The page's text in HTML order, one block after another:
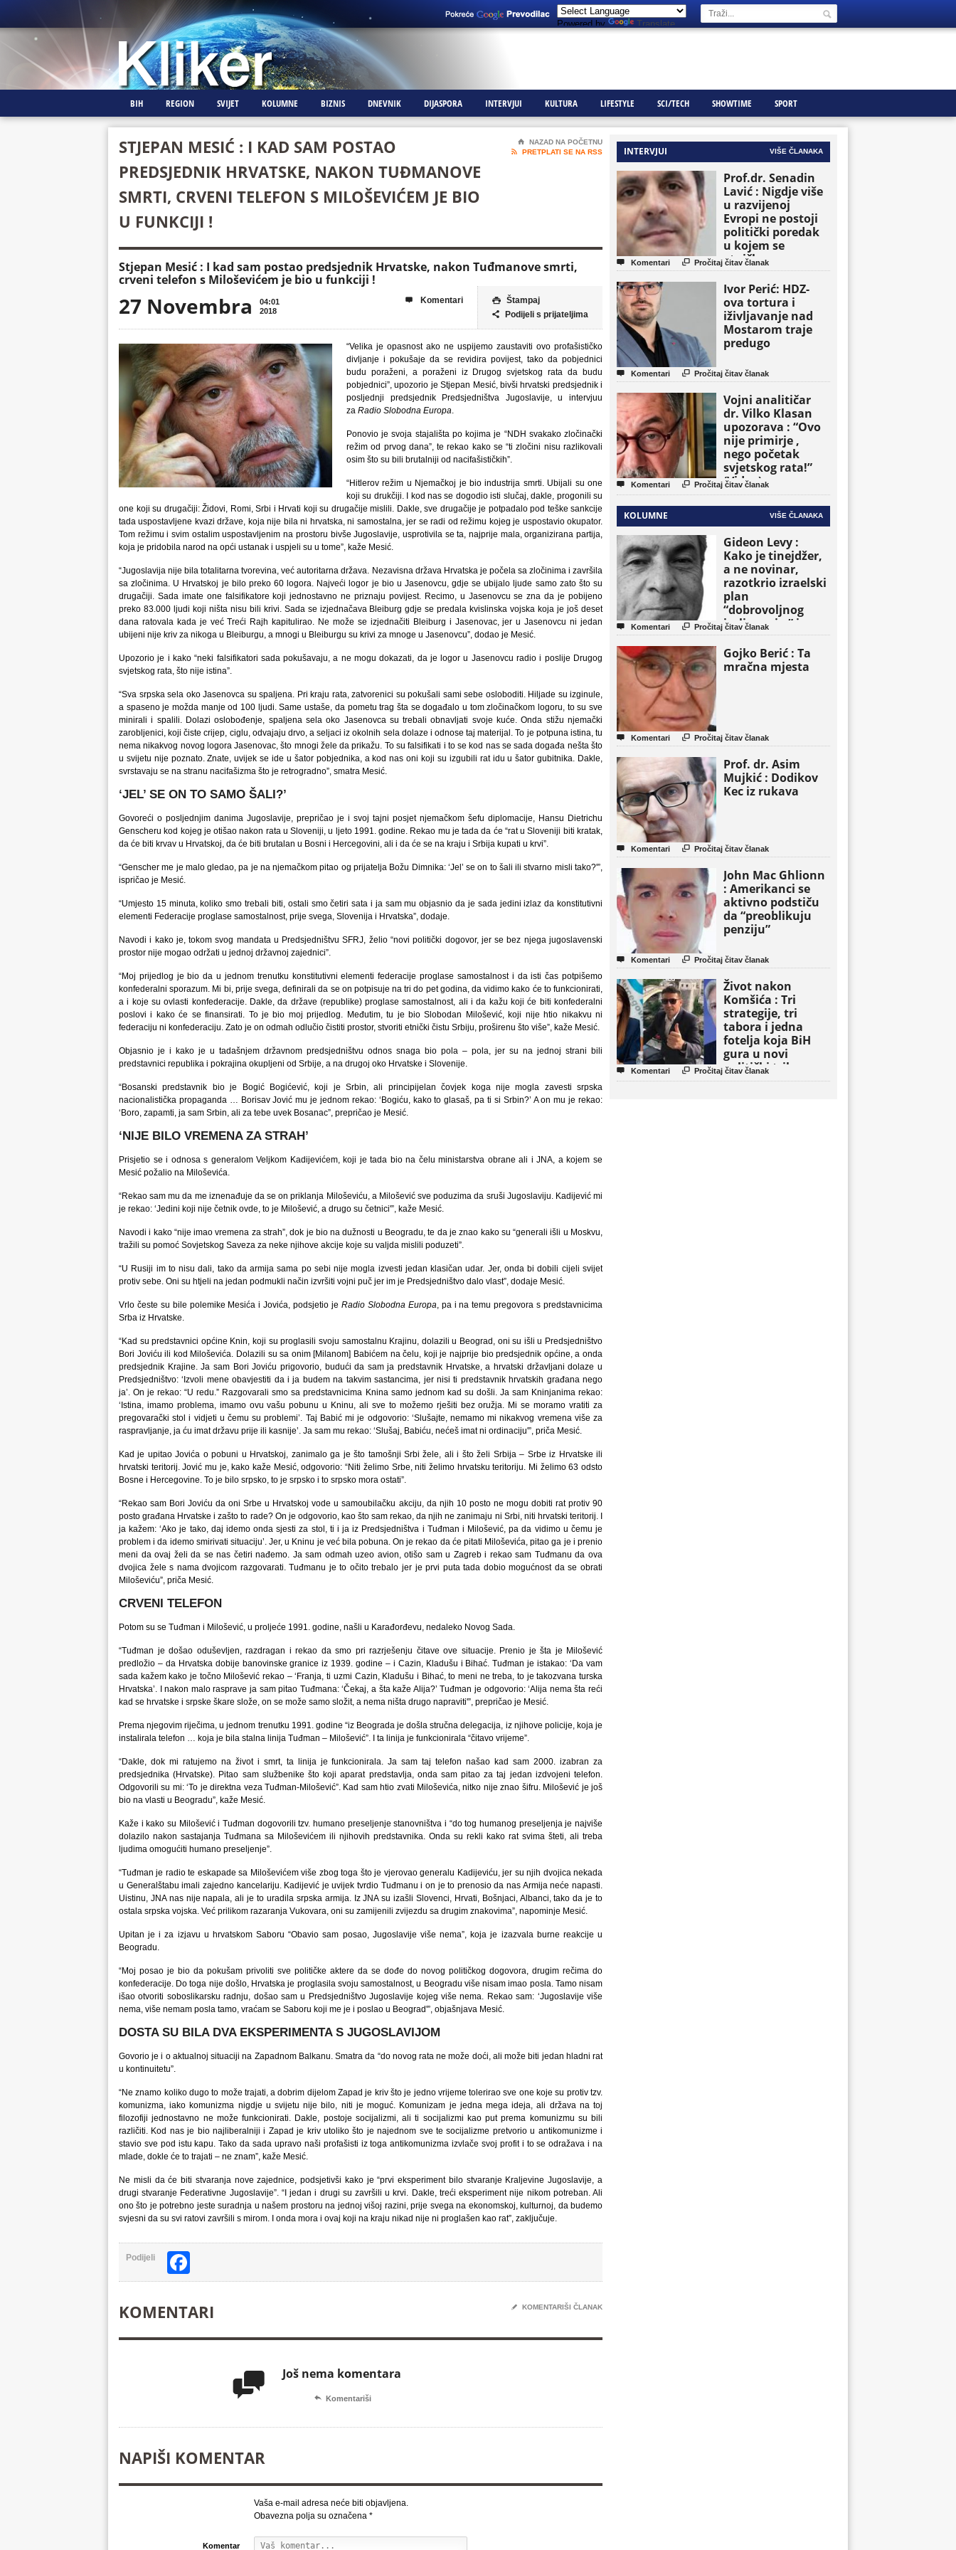
Powered by Translate
BIH REGION SVIJET KOLUMNE BIZNIS DNEVNIK DIJASPORA INTERVJUI KULTURA LIFESTYLE SCI/TECH SHOWTIME SPORT
STJEPAN MESIĆ : I KAD SAM POSTAO
PREDSJEDNIK HRVATSKE, NAKON TUĐMANOVE
SMRTI, CRVENI TELEFON S MILOŠEVIĆEM JE BIO
U FUNKCIJI !
⌂
NAZAD NA POČETNU

PRETPLATI SE NA RSS
Stjepan Mesić : I kad sam postao predsjednik Hrvatske, nakon Tuđmanove smrti,
crveni telefon s Miloševićem je bio u funkciji !
27 Novembra
04:01
2018
 Štampaj
 Podijeli s prijateljima
 Komentari
“Velika je opasnost ako ne uspijemo zaustaviti ovo profašističko
divljanje i pokušaje da se revidira povijest, tako da pobjednici
budu poraženi, a poraženi iz Drugog svjetskog rata da budu
pobjednici”, upozorio je Stjepan Mesić, bivši hrvatski predsjednik i
posljednji predsjednik Predsjedništva Jugoslavije, u intervjuu
za Radio Slobodna Europa.
Ponovio je svoja stajališta po kojima je “NDH svakako zločinački
režim od prvog dana”, te rekao kako se “ti zločini nisu razlikovali
osim što su bili brutalniji od nacifašističkih”.
“Hitlerov režim u Njemačkoj je bio industrija smrti. Ubijali su one
koji su drukčiji. I kod nas se dogodio isti slučaj, dakle, progonili su
one koji su drugačiji: Židovi, Romi, Srbi i Hrvati koji su drugačije mislili. Dakle, sve drugačije je potpadalo pod teške sankcije
tada uspostavljene kvazi države, koja nije bila ni hrvatska, ni samostalna, jer se radi od režimu kojeg je uspostavio okupator.
Tom režimu i svim ostalim uspostavljenim na prostoru bivše Jugoslavije, usprotivila se ta, najprije mala, organizirana partija,
koja je pridobila narod na opći ustanak i uspjeli su u tome”, kaže Mesić.
“Jugoslavija nije bila totalitarna tvorevina, već autoritarna država. Nezavisna država Hrvatska je počela sa zločinima i završila
sa zločinima. U Hrvatskoj je bilo preko 60 logora. Najveći logor je bio u Jasenovcu, gdje se ubijalo ljude samo zato što su
drugačiji. Sada imate one falsifikatore koji jednostavno ne priznaju povijest. Recimo, u Jasenovcu se zna da je pobijeno
preko 83.000 ljudi koji ništa nisu bili krivi. Sada se izjednačava Bleiburg gdje se predala kvislinska vojska koja je još deset
dana ratovala kada je već Treći Rajh kapitulirao. Ne može se izjednačiti Bleiburg i Jasenovac, jer u Jasenovcu ni jedan
ubijeni nije kriv za nikoga u Bleiburgu, a mnogi u Bleiburgu su krivi za mnoge u Jasenovcu”, dodao je Mesić.
Upozorio je i kako “neki falsifikatori sada pokušavaju, a ne mogu dokazati, da je logor u Jasenovcu radio i poslije Drugog
svjetskog rata, što nije istina”.
“Sva srpska sela oko Jasenovca su spaljena. Pri kraju rata, zatvorenici su pokušali sami sebe osloboditi. Hiljade su izginule,
a spaseno je možda manje od 100 ljudi. Same ustaše, da pometu trag šta se događalo u tom zločinačkom logoru, to su sve
minirali i spalili. Dolazi oslobođenje, spaljena sela oko Jasenovca su trebali obnavljati svoje kuće. Onda stižu njemački
zarobljenici, koji čiste crijep, ciglu, odvajaju drvo, a seljaci iz okolnih sela dolaze i odnose taj materijal. To je potpuna istina, tu
nema nikakvog novog logora Jasenovac, što mnogi žele da prikažu. To su falsifikati i to se kod nas se sada događa nešta što
u svijetu nije poznato. Znate, uvijek se ide u šator pobjednika, a kod nas oni koji su izgubili rat idu u šator gubitnika. Dakle,
svrstavaju se na stranu nacifašizma što je retrogradno”, smatra Mesić.
‘JEL’ SE ON TO SAMO ŠALI?’
Govoreći o posljednjim danima Jugoslavije, prepričao je i svoj tajni posjet njemačkom šefu diplomacije, Hansu Dietrichu
Genscheru kod kojeg je otišao nakon rata u Sloveniji, u ljeto 1991. godine. Rekao mu je tada da će “rat u Sloveniji biti kratak,
da će biti krvav u Hrvatskoj, da će biti brutalan u Bosni i Hercegovini, ali i da će se na kraju i Srbija kupati u krvi”.
“Genscher me je malo gledao, pa je na njemačkom pitao og prijatelja Božu Dimnika: ‘Jel’ se on to šali ili stvarno misli tako?'”,
ispričao je Mesić.
“Umjesto 15 minuta, koliko smo trebali biti, ostali smo četiri sata i ja sam mu objasnio da je sada jedini izlaz da konstitutivni
elementi Federacije proglase samostalnost, prije svega, Slovenija i Hrvatska”, dodaje.
Navodi i kako je, tokom svog mandata u Predsjedništvu SFRJ, želio “novi politički dogovor, jer se bez njega jugoslavenski
prostor nije mogao održati u jednoj državnoj zajednici”.
“Moj prijedlog je bio da u jednom trenutku konstitutivni elementi federacije proglase samostalnost i da isti čas potpišemo
konfederalni sporazum. Mi bi, prije svega, definirali da se on potpisuje na tri do pet godina, da vidimo kako će to funkcionirati,
a i koje su ovlasti konfederacije. Dakle, da države (republike) proglase samostalnost, ali i da kažu koji će biti konfederalni
poslovi i kako će se finansirati. To je bio moj prijedlog. Međutim, tu je bio Slobodan Milošević, koji nije htio nikakvu ni
federaciju ni konfederaciju. Zato je on odmah odlučio čistiti prostor, stvoriti etnički čistu Srbiju, proširenu što više”, kaže Mesić.
Objasnio je i kako je u tadašnjem državnom predsjedništvu odnos snaga bio pola – pola, jer su na jednoj strani bili
predstavnici republika i pokrajina okupljeni od Srbije, a na drugoj oko Hrvatske i Slovenije.
“Bosanski predstavnik bio je Bogić Bogićević, koji je Srbin, ali principijelan čovjek koga nije mogla zavesti srpska
nacionalistička propaganda … Borisav Jović mu je jednom rekao: ‘Bogiću, kako to glasaš, pa ti si Srbin?’ A on mu je rekao:
‘Boro, zapamti, ja sam Srbin, ali za tebe uvek Bosanac”, prepričao je Mesić.
‘NIJE BILO VREMENA ZA STRAH’
Prisjetio se i odnosa s generalom Veljkom Kadijevićem, koji je tada bio na čelu ministarstva obrane ali i JNA, a kojem se
Mesić požalio na Miloševića.
“Rekao sam mu da me iznenađuje da se on priklanja Miloševiću, a Milošević sve poduzima da sruši Jugoslaviju. Kadijević mi
je rekao: ‘Jedini koji nije četnik ovde, to je Milošević, a drugo su četnici'”, kaže Mesić.
Navodi i kako “nije imao vremena za strah”, dok je bio na dužnosti u Beogradu, te da je znao kako su “generali išli u Moskvu,
tražili su pomoć Sovjetskog Saveza za neke njihove akcije koje su valjda mislili poduzeti”.
“U Rusiji im to nisu dali, tako da armija sama po sebi nije mogla izvesti jedan klasičan udar. Jer, onda bi dobili cijeli svijet
protiv sebe. Oni su htjeli na jedan podmukli način izvršiti vojni puč jer im je Predsjedništvo dalo vlast”, dodaje Mesić.
Vrlo česte su bile polemike Mesića i Jovića, podsjetio je Radio Slobodna Europa, pa i na temu pregovora s predstavnicima
Srba iz Hrvatske.
“Kad su predstavnici općine Knin, koji su proglasili svoju samostalnu Krajinu, dolazili u Beograd, oni su išli u Predsjedništvo
Bori Joviću ili kod Miloševića. Dolazili su sa onim [Milanom] Babićem na čelu, koji je najprije bio predsjednik općine, a onda
predsjednik Krajine. Ja sam Bori Joviću prigovorio, budući da sam ja predstavnik Hrvatske, a hrvatski državljani dolaze u
Predsjedništvo: ‘Izvoli mene obavjestiti da i ja budem na takvim sastancima, jer nisi ti predstavnik hrvatskih građana nego
ja’. On je rekao: “U redu.” Razgovarali smo sa predstavnicima Knina samo jednom kad su došli. Ja sam Kninjanima rekao:
‘Istina, imamo problema, imamo ovu vašu pobunu u Kninu, ali sve to možemo rješiti bez oružja. Mi se moramo vratiti za
pregovarački stol i vidjeti u čemu su problemi’. Taj Babić mi je odgovorio: ‘Slušajte, nemamo mi nikakvog vremena više za
raspravljanje, ja ću imat državu prije ili kasnije’. Ja sam mu rekao: ‘Slušaj, Babiću, nećeš imat ni ordinaciju'”, priča Mesić.
Kad je upitao Jovića o pobuni u Hrvatskoj, zanimalo ga je što tamošnji Srbi žele, ali i što želi Srbija – Srbe iz Hrvatske ili
hrvatski teritorij. Jović mu je, kako kaže Mesić, odgovorio: “Niti želimo Srbe, niti želimo hrvatsku teritoriju. Mi želimo 63 odsto
Bosne i Hercegovine. To je bilo srpsko, to je srpsko i to srpsko mora ostati”.
“Rekao sam Bori Joviću da oni Srbe u Hrvatskoj vode u samoubilačku akciju, da njih 10 posto ne mogu dobiti rat protiv 90
posto građana Hrvatske i zašto to rade? On je odgovorio, kao što sam rekao, da njih ne zanimaju ni Srbi, niti hrvatski teritorij. I
ja kažem: ‘Ako je tako, daj idemo onda sjesti za stol, ti i ja iz Predsjedništva i Tuđman i Milošević, pa da vidimo u čemu je
problem i da idemo smirivati situaciju’. Jer, u Kninu je već bila pobuna. On je rekao da će pitati Miloševića, pitao ga je i prenio
meni da ovaj želi da se nas četiri nađemo. Ja sam odmah uzeo avion, otišo sam u Zagreb i rekao sam Tuđmanu da ova
dvojica žele s nama dvojicom razgovarati. Tuđmanu je to očito trebalo jer je prvi puta tada dobio mogućnost da se obrati
Miloševiću”, priča Mesić.
CRVENI TELEFON
Potom su se Tuđman i Milošević, u proljeće 1991. godine, našli u Karađorđevu, nedaleko Novog Sada.
“Tuđman je došao oduševljen, razdragan i rekao da smo pri razrješenju čitave ove situacije. Prenio je šta je Milošević
predložio – da Hrvatska dobije banovinske granice iz 1939. godine – i Cazin, Kladušu i Bihać. Tuđman je istakao: ‘Da vam
sada kažem kako je točno Milošević rekao – ‘Franja, ti uzmi Cazin, Kladušu i Bihać, to meni ne treba, to je takozvana turska
Hrvatska’. I nakon malo rasprave ja sam pitao Tuđmana: ‘Čekaj, a šta kaže Alija?’ Tuđman je odgovorio: ‘Alija nema šta reći
kad se hrvatske i srpske škare slože, on se može samo složit, a nema ništa drugo napraviti'”, prepričao je Mesić.
Prema njegovim riječima, u jednom trenutku 1991. godine “iz Beograda je došla stručna delegacija, iz njihove policije, koja je
instalirala telefon … koja je bila stalna linija Tuđman – Milošević”. I ta linija je funkcionirala “čitavo vrijeme”.
“Dakle, dok mi ratujemo na život i smrt, ta linija je funkcionirala. Ja sam taj telefon našao kad sam 2000. izabran za
predsjednika (Hrvatske). Pitao sam službenike što koji aparat predstavlja, onda sam pitao za taj jedan izdvojeni telefon.
Odgovorili su mi: ‘To je direktna veza Tuđman-Milošević”. Kad sam htio zvati Miloševića, nitko nije znao šifru. Milošević je još
bio na vlasti u Beogradu”, kaže Mesić.
Kaže i kako su Milošević i Tuđman dogovorili tzv. humano preseljenje stanovništva i “do tog humanog preseljenja je najviše
dolazilo nakon sastajanja Tuđmana sa Miloševićem ili njihovih predstavnika. Onda su rekli kako rat svima šteti, ali treba
ljudima omogućiti humano preseljenje”.
“Tuđman je radio te eskapade sa Miloševićem više zbog toga što je vjerovao generalu Kadijeviću, jer su njih dvojica nekada
u Generalštabu imali zajedno kancelariju. Kadijević je uvijek tvrdio Tuđmanu i on je to prenosio da nas Armija neće napasti.
Uistinu, JNA nas nije napala, ali je to uradila srpska armija. Iz JNA su izašli Slovenci, Hrvati, Bošnjaci, Albanci, tako da je to
ostala srpska vojska. Već prilikom razaranja Vukovara, oni su zamijenili zvijezdu sa drugim znakovima”, napominje Mesić.
Upitan je i za izjavu u hrvatskom Saboru “Obavio sam posao, Jugoslavije više nema”, koja je izazvala burne reakcije u
Beogradu.
“Moj posao je bio da pokušam privoliti sve političke aktere da se dođe do novog političkog dogovora, drugim rečima do
konfederacije. Do toga nije došlo, Hrvatska je proglasila svoju samostalnost, u Beogradu više nisam imao posla. Tamo nisam
išao otvoriti soboslikarsku radnju, došao sam u Predsjedništvo Jugoslavije kojeg više nema. Rekao sam: ‘Jugoslavije više
nema, više nemam posla tamo, vraćam se Saboru koji me je i poslao u Beograd'”, objašnjava Mesić.
DOSTA SU BILA DVA EKSPERIMENTA S JUGOSLAVIJOM
Govorio je i o aktualnoj situaciji na Zapadnom Balkanu. Smatra da “do novog rata ne može doći, ali može biti jedan hladni rat
u kontinuitetu”.
“Ne znamo koliko dugo to može trajati, a dobrim dijelom Zapad je kriv što je jedno vrijeme tolerirao sve one koje su protiv tzv.
komunizma, iako komunizma nigdje u svijetu nije bilo, niti je moguć. Komunizam je jedna mega ideja, ali država na toj
filozofiji jednostavno ne može funkcionirati. Dakle, postoje socijalizmi, ali ti socijalizmi kao put prema komunizmu su bili
različiti. Kod nas je bio najliberalniji i Zapad je kriv utoliko što je najednom sve te socijalizme pretvorio u antikomunizme i
stavio sve pod istu kapu. Tako da sada upravo naši profašisti iz toga antikomunizma izvlače svoj profit i to se odražava i na
mlade, dokle će to trajati – ne znam”, kaže Mesić.
Ne misli da će biti stvaranja nove zajednice, podsjetivši kako je “prvi eksperiment bilo stvaranje Kraljevine Jugoslavije, a
drugi stvaranje Federativne Jugoslavije”. “I jedan i drugi su završili u krvi. Dakle, treći eksperiment nije nikom potreban. Ali
ono što je potrebno jeste suradnja u našem prostoru na jednoj višoj razini, prije svega na ekonomskoj, kulturnoj, da budemo
svjesni da su svi ratovi završili s mirom. I onda mora i ovaj koji na kraju nikad nije ni proglašen kao rat”, zaključuje.
Podijeli
KOMENTARI ✎ KOMENTARIŠI ČLANAK
 Još nema komentara
 Komentariši
NAPIŠI KOMENTAR
Vaša e-mail adresa neće biti objavljena.
Obavezna polja su označena *
Komentar
INTERVJUI VIŠE ČLANAKA
Prof.dr. Senadin
Lavić : Nigdje više
u razvijenoj
Evropi ne postoji
politički poredak
u kojem se
etničke grupe
pojavljuju kao
osnovne političke
jedinice
 Komentari  Pročitaj čitav članak
Ivor Perić: HDZ-
ova tortura i
iživljavanje nad
Mostarom traje
predugo
 Komentari  Pročitaj čitav članak
Vojni analitičar
dr. Vilko Klasan
upozorava : “Ovo
nije primirje ,
nego početak
svjetskog rata!”
(Video)
 Komentari  Pročitaj čitav članak
KOLUMNE VIŠE ČLANAKA
Gideon Levy :
Kako je tinejdžer,
a ne novinar,
razotkrio izraelski
plan
“dobrovoljnog
iseljavanja ” iz
Gaze
 Komentari  Pročitaj čitav članak
Gojko Berić : Ta
mračna mjesta
 Komentari  Pročitaj čitav članak
Prof. dr. Asim
Mujkić : Dodikov
Kec iz rukava
 Komentari  Pročitaj čitav članak
John Mac Ghlionn
: Amerikanci se
aktivno podstiču
da “preoblikuju
penziju”
 Komentari  Pročitaj čitav članak
Život nakon
Komšića : Tri
strategije, tri
tabora i jedna
fotelja koja BiH
gura u novi
politički triler
 Komentari  Pročitaj čitav članak